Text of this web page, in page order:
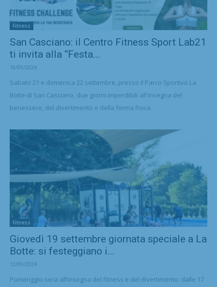
Fitness
San Casciano: il Centro Fitness Sport Lab21
ti invita alla “Festa...
18/09/2024
Sabato 21 e domenica 22 settembre, presso il Parco Sportivo La
Botte di San Casciano, due giorni imperdibili all'insegna del
benessere, del divertimento e della forma fisica
Fitness
Giovedì 19 settembre giornata speciale a La
Botte: si festeggiano i...
12/09/2024
Pomeriggio-sera all’insegna del fitness e del divertimento: dalle 17